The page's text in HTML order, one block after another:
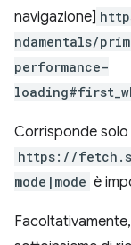
navigazione]
ndamentals/
performance-
Corrisponde solo
https://
mode|mode è